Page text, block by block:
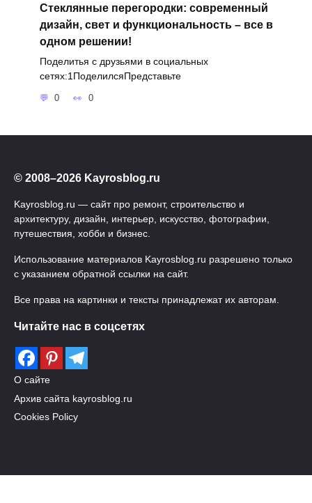
Стеклянные перегородки: современный
дизайн, свет и функциональность – все в
одном решении!
Поделитья с друзьями в социальных
сетях:1ПоделилсяПредставьте
0 0
© 2008–2026 Kayrosblog.ru
Kayrosblog.ru — сайт про ремонт, строительство и
архитектуру, дизайн, интерьер, искусство, фотографии,
путешествия, хобби и бизнес.
Использование материалов Kayrosblog.ru разрешено только
с указанием обратной ссылки на сайт.
Все права на картинки и тексты принадлежат их авторам.
Читайте нас в соцсетях
О сайте
Архив сайта kayrosblog.ru
Cookies Policy